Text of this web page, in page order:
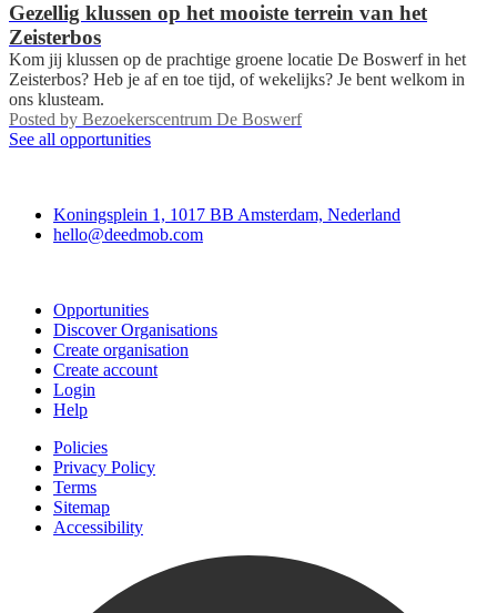
Gezellig klussen op het mooiste terrein van het
Zeisterbos
Kom jij klussen op de prachtige groene locatie De Boswerf in het
Zeisterbos? Heb je af en toe tijd, of wekelijks? Je bent welkom in
ons klusteam.
Posted by Bezoekerscentrum De Boswerf
See all opportunities
Koningsplein 1, 1017 BB Amsterdam, Nederland
hello@deedmob.com
Opportunities
Discover Organisations
Create organisation
Create account
Login
Help
Policies
Privacy Policy
Terms
Sitemap
Accessibility